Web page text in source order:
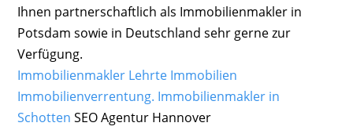
Ihnen partnerschaftlich als Immobilienmakler in
Potsdam sowie in Deutschland sehr gerne zur
Verfügung.
Immobilienmakler Lehrte Immobilien
Immobilienverrentung. Immobilienmakler in
Schotten SEO Agentur Hannover